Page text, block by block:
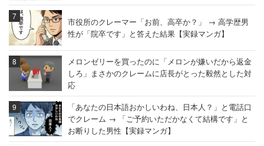
市役所のクレーマー「お前、高卒か？」 → 高学歴男
性が「院卒です」と答えた結果【実録マンガ】
メロンゼリーを買ったのに「メロンが嫌いだから返金
しろ」まさかのクレームに店長がとった毅然とした対
応
「あなたの日本語おかしいわね、日本人？」と電話口
でクレーム → 「ご予約いただかなくて結構です」と
お断りした男性【実録マンガ】